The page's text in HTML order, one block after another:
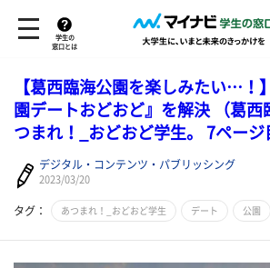
学生の
窓口とは
【葛西臨海公園を楽しみたい…！
園デートおどおど』を解決 （葛西
つまれ！_おどおど学生。 7ページ
デジタル・コンテンツ・パブリッシング
2023/03/20
タグ： あつまれ！_おどおど学生 デート 公園